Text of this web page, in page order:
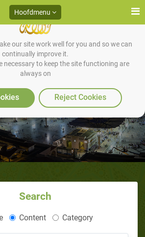
our site work well for you and so we can
continually improve it.
necessary to keep the site functioning are
always on
Reject Cookies
Hoofdmenu
verdrag
Search
Content Category